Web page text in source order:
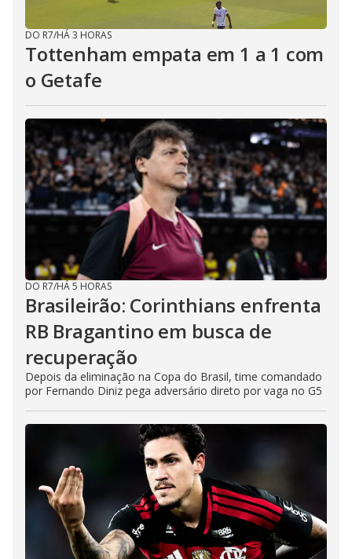
DO R7/HÁ 3 HORAS
Tottenham empata em 1 a 1 com
o Getafe
DO R7/HÁ 5 HORAS
Brasileirão: Corinthians enfrenta
RB Bragantino em busca de
recuperação
Depois da eliminação na Copa do Brasil, time comandado
por Fernando Diniz pega adversário direto por vaga no G5